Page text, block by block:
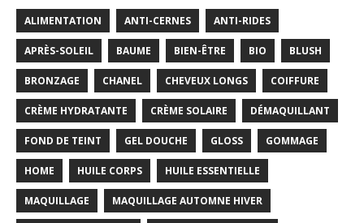
ALIMENTATION ANTI-CERNES ANTI-RIDES
APRÈS-SOLEIL BAUME BIEN-ÊTRE BIO BLUSH
BRONZAGE CHANEL CHEVEUX LONGS COIFFURE
CRÈME HYDRATANTE CRÈME SOLAIRE DÉMAQUILLANT
FOND DE TEINT GEL DOUCHE GLOSS GOMMAGE
HOME HUILE CORPS HUILE ESSENTIELLE
MAQUILLAGE MAQUILLAGE AUTOMNE HIVER